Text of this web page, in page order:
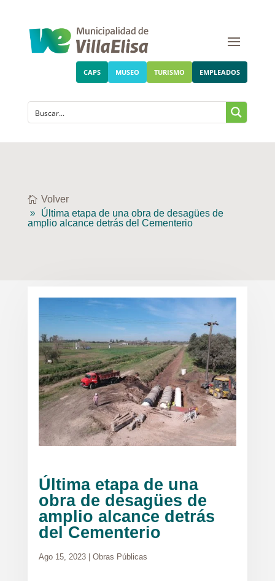
CAPS MUSEO TURISMO EMPLEADOS
Volver
Última etapa de una obra de desagües de
amplio alcance detrás del Cementerio
Última etapa de una
obra de desagües de
amplio alcance detrás
del Cementerio
Ago 15, 2023| Obras Públicas